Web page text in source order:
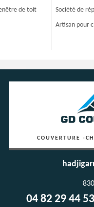
de toit
Société de
Artisan pour
COUVERTURE -
04 82 29 44 53